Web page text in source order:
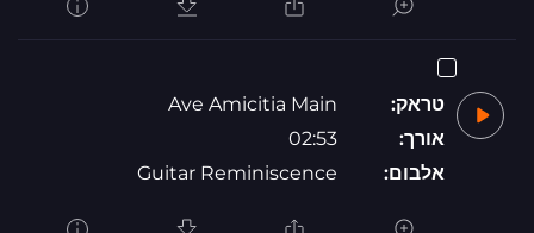
טראק:
Ave Amicitia Main
אורך:
02:53
אלבום:
Guitar Reminiscence